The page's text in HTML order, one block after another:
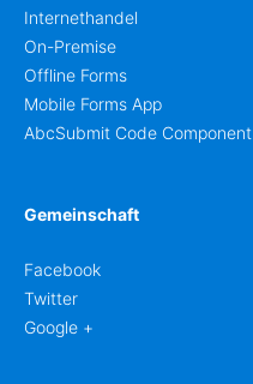
Internethandel
On-Premise
Offline Forms
Mobile Forms App
AbcSubmit Code Component
Gemeinschaft
Facebook
Twitter
Google +